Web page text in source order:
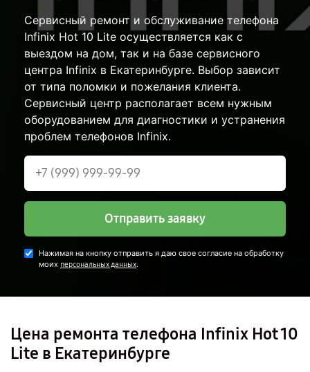
Сервисный ремонт и обслуживание телефона
Infinix Hot 10 Lite осуществляется как с
выездом на дом, так и на базе сервисного
центра Infinix в Екатеринбурге. Выбор зависит
от типа поломки и пожелания клиента.
Сервисный центр располагает всем нужным
оборудованием для диагностики и устранения
проблем телефонов Infinix.
Отправить заявку
Нажимая на кнопку отправить я даю свое согласие на обработку
моих персональных данных.
Цена ремонта телефона Infinix Hot 10
Lite в Екатеринбурге